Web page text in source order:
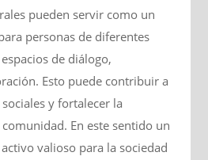
pueden servir como un
personas de diferentes
de diálogo,
Esto puede contribuir a
y fortalecer la
En este sentido un
valioso para la sociedad